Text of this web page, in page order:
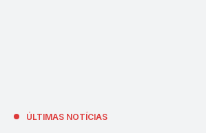
ÚLTIMAS NOTÍCIAS